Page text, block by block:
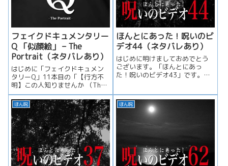
フェイクドキュメンタリー
Q 「似顔絵」 – The
Portrait（ネタバレあり）
はじめに「フェイクドキュメン
タリーQ」11本目の「【行方不
明】この人知りませんか （The
Portrait）」を視聴し...
ほんとにあった！呪いのビ
デオ44（ネタバレあり）
はじめに明けましておめでとう
ございます。「ほんとにあっ
た！呪いのビデオ43」です。今
ほん呪 ほん呪